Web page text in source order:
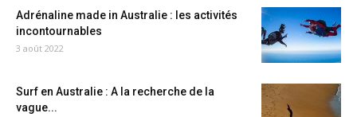
Adrénaline made in Australie : les activités
incontournables
3 août 2022
Surf en Australie : A la recherche de la
vague...